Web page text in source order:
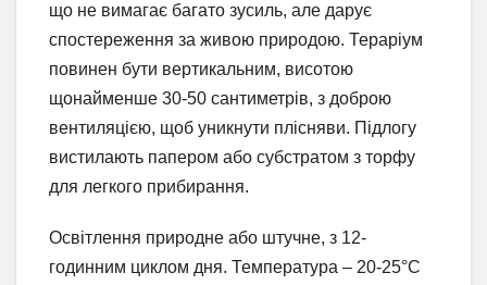
що не вимагає багато зусиль, але дарує
спостереження за живою природою. Тераріум
повинен бути вертикальним, висотою
щонайменше 30-50 сантиметрів, з доброю
вентиляцією, щоб уникнути плісняви. Підлогу
вистилають папером або субстратом з торфу
для легкого прибирання.
Освітлення природне або штучне, з 12-
годинним циклом дня. Температура – 20-25°C